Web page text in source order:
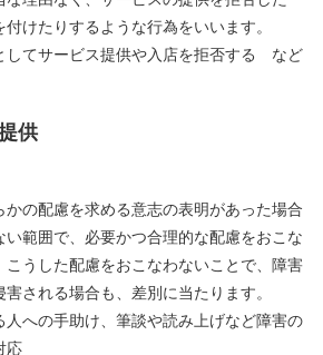
けたりするような行為をいいます。
てサービス提供や入店を拒否する など
供
かの配慮を求める意志の表明があった場合
い範囲で、必要かつ合理的な配慮をおこな
こうした配慮をおこなわないことで、障害
される場合も、差別に当たります。
への手助け、筆談や読み上げなど障害の
応